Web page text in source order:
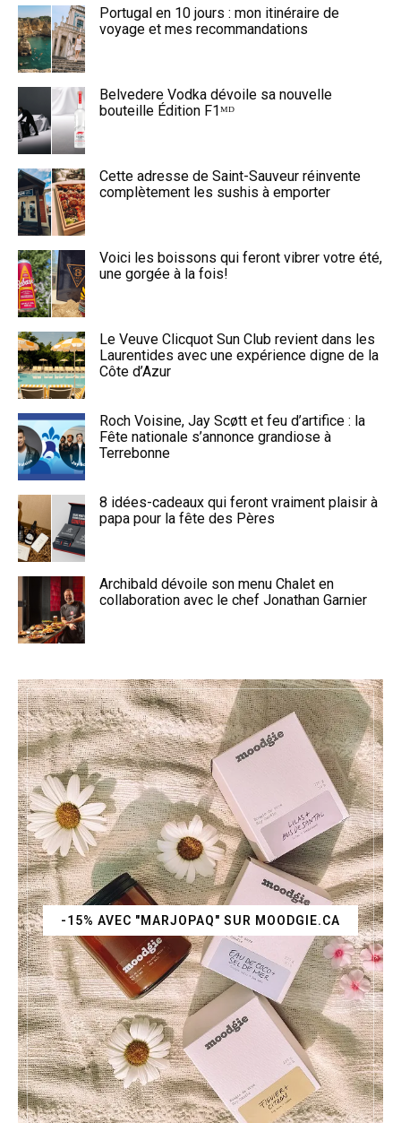
Portugal en 10 jours : mon itinéraire de
voyage et mes recommandations
Belvedere Vodka dévoile sa nouvelle
bouteille Édition F1ᴹᴰ
Cette adresse de Saint-Sauveur réinvente
complètement les sushis à emporter
Voici les boissons qui feront vibrer votre été,
une gorgée à la fois!
Le Veuve Clicquot Sun Club revient dans les
Laurentides avec une expérience digne de la
Côte d’Azur
Roch Voisine, Jay Scøtt et feu d’artifice : la
Fête nationale s’annonce grandiose à
Terrebonne
8 idées-cadeaux qui feront vraiment plaisir à
papa pour la fête des Pères
Archibald dévoile son menu Chalet en
collaboration avec le chef Jonathan Garnier
-15% AVEC "MARJOPAQ" SUR MOODGIE.CA